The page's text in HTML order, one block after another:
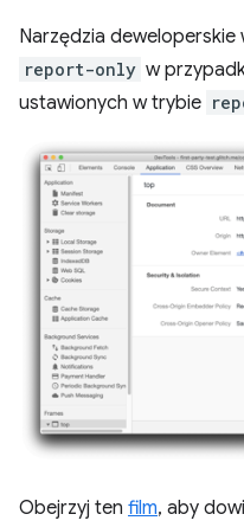
Narzędzia
report-only w
ustawionych w trybie
Obejrzyj ten film, aby